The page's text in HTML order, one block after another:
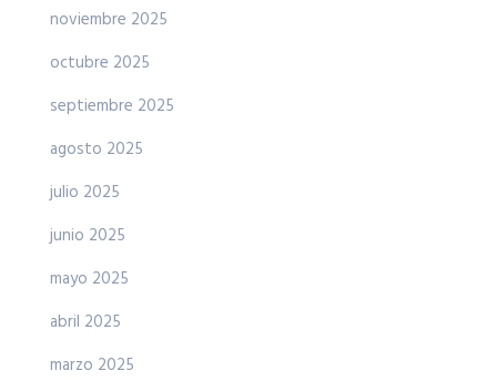
noviembre 2025
octubre 2025
septiembre 2025
agosto 2025
julio 2025
junio 2025
mayo 2025
abril 2025
marzo 2025